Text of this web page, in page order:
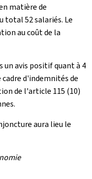
matière de
52 salariés. Le
au coût de la
un avis positif quant à 4
d'indemnités de
de l'article 115 (10)
aura lieu le